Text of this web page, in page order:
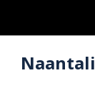
Naantali